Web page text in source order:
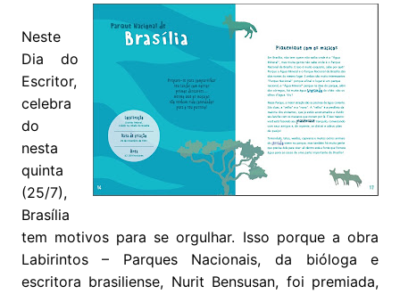
Neste
Dia do
Escritor,
celebra
do
nesta
quinta
(25/7),
Brasília
tem motivos para se orgulhar. Isso porque a obra
Labirintos – Parques Nacionais, da bióloga e
escritora brasiliense, Nurit Bensusan, foi premiada,